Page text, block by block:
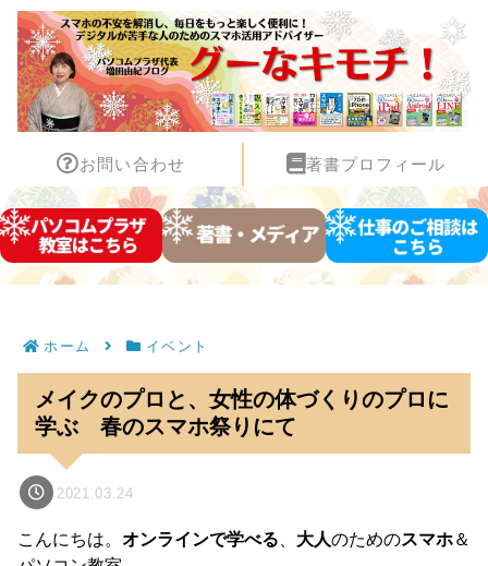
お問い合わせ 著書プロフィール
ホーム イベント
メイクのプロと、女性の体づくりのプロに
学ぶ 春のスマホ祭りにて
2021.03.24
こんにちは。 オンラインで学べる 大人のためのスマホ＆